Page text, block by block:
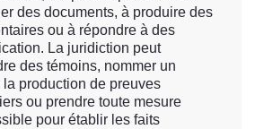
des documents, à produire des
ou à répondre à des
La juridiction peut
des témoins, nommer un
production de preuves
ou prendre toute mesure
pour établir les faits